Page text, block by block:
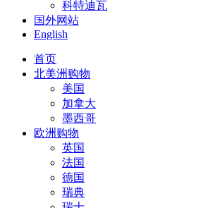
科特迪瓦
国外网站
English
首页
北美洲购物
美国
加拿大
墨西哥
欧洲购物
英国
法国
德国
瑞典